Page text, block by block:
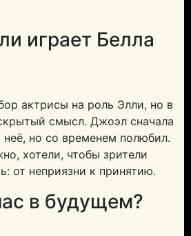
играет Белла
актрисы на роль Элли, но в
смысл. Джоэл сначала
неё, но со временем полюбил.
хотели, чтобы зрители
от неприязни к принятию.
в будущем?